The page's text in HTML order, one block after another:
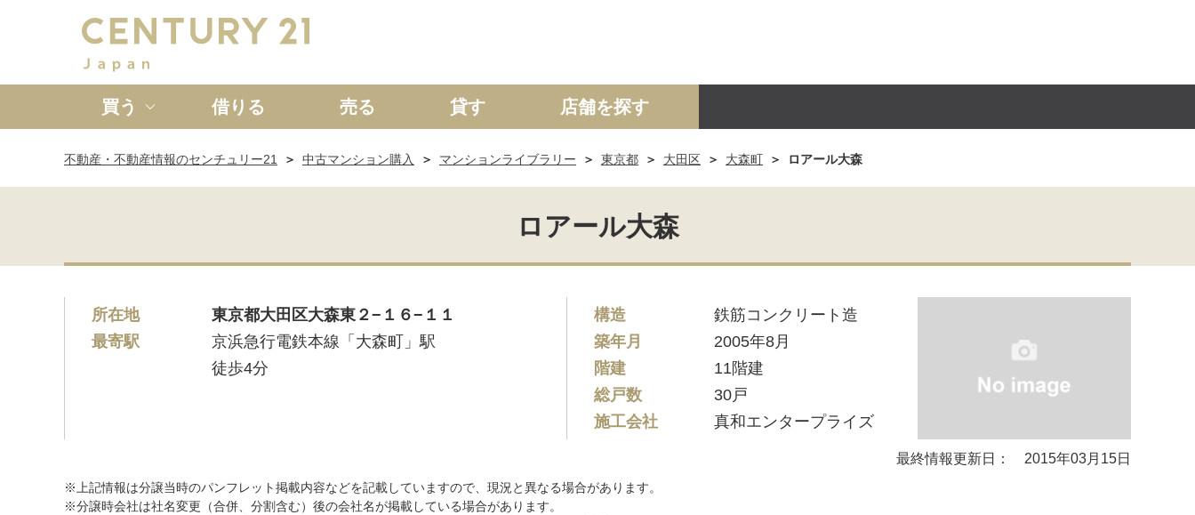
買う
新築一戸建て 中古一戸建て マンション 土地 事業投資用
借りる 売る 貸す 店舗を探す
不動産・不動産情報のセンチュリー21 中古マンション購入 マンションライブラリー 東京都 大田区 大森町 ロアール大森
ロアール大森
所在地
東京都大田区大森東２−１６−１１
最寄駅
京浜急行電鉄本線「大森町」駅
徒歩4分
構造
鉄筋コンクリート造
築年月
2005年8月
階建
11階建
総戸数
30戸
施工会社
真和エンタープライズ
最終情報更新日： 2015年03月15日
※上記情報は分譲当時のパンフレット掲載内容などを記載していますので、現況と異なる場合があります。
※分譲時会社は社名変更（合併、分割含む）後の会社名が掲載している場合があります。